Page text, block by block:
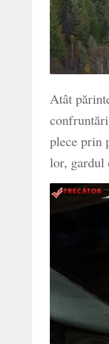
Atât
plece prin
lor, gardul